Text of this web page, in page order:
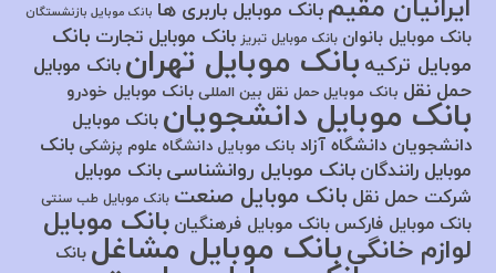
ایرانیان مقیم بانک موبایل باربری ها بانک موبایل بازنشستگان
بانک موبایل بانوان بانک موبایل تبریز بانک موبایل تجارت بانک
موبایل ترکیه بانک موبایل تهران بانک موبایل
حمل نقل بانک موبایل حمل نقل بین المللی بانک موبایل خودرو
بانک موبایل دانشجویان بانک موبایل
دانشجویان دانشگاه آزاد بانک موبایل دانشگاه علوم پزشکی بانک
موبایل رانندگان بانک موبایل روانشناسی بانک موبایل
شرکت حمل نقل بانک موبایل صنعت بانک موبایل طب سنتی
بانک موبایل فارکس بانک موبایل فرهنگیان بانک موبایل
لوازم خانگیبانک موبایل مشاغلبانک